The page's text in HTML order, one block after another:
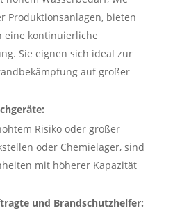
Produktionsanlagen, bieten
eine kontinuierliche
Sie eignen sich ideal zur
auf großer
Risiko oder großer
oder Chemielager, sind
mit höherer Kapazität
und Brandschutzhelfer: